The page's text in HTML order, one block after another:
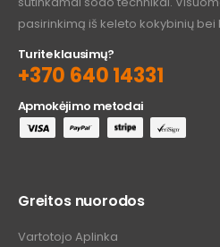
pasirinkimą iš keleto kokybinių bei
Turite klausimų?
+370 640 14331
Apmokėjimo metodai
Greitos nuorodos
Vartotojo Aplinka